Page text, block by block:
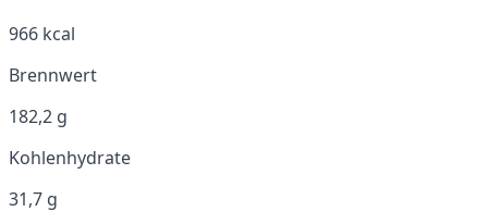
966 kcal
Brennwert
182,2 g
Kohlenhydrate
31,7 g